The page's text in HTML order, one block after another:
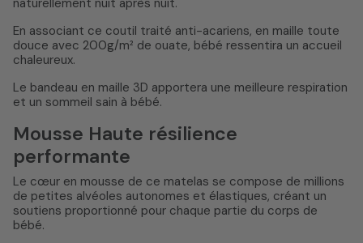
En associant ce coutil traité anti-acariens, en maille toute
douce avec 200g/m² de ouate, bébé ressentira un accueil
chaleureux.
Le bandeau en maille 3D apportera une meilleure respiration
et un sommeil sain à bébé.
Mousse Haute résilience
performante
Le cœur en mousse de ce matelas se compose de millions
de petites alvéoles autonomes et élastiques, créant un
soutiens proportionné pour chaque partie du corps de
bébé.